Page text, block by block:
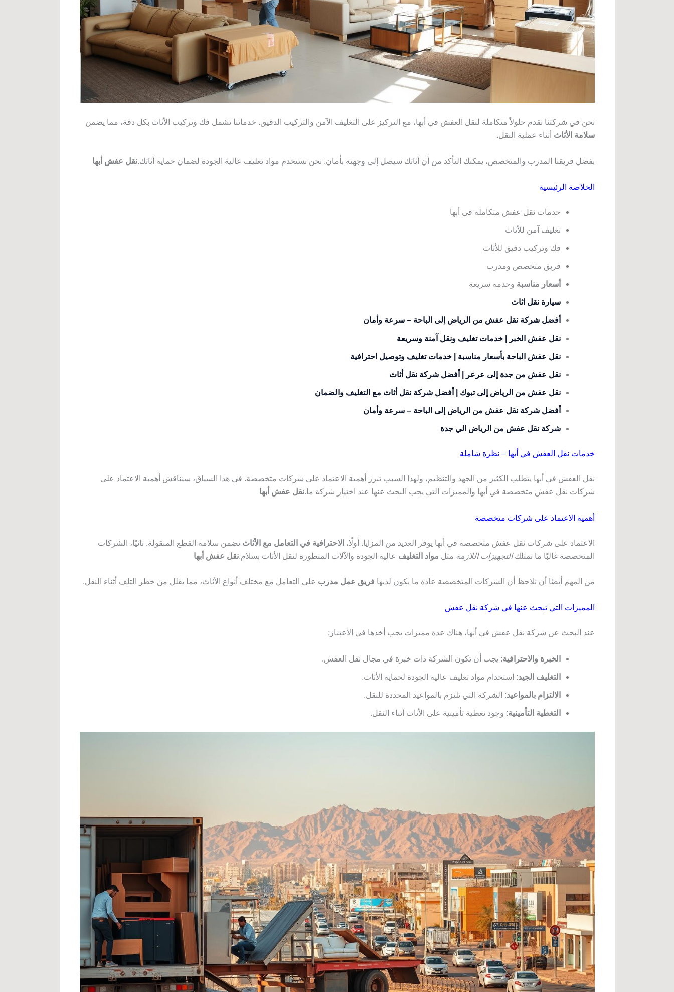
نحن في شركتنا نقدم حلولاً متكاملة لنقل العفش في أبها، مع التركيز على التغليف الآمن والتركيب الدقيق. خدماتنا تشمل فك وتركيب الأثاث بكل دقة، مما يضمن
سلامة الأثاث أثناء عملية النقل.
بفضل فريقنا المدرب والمتخصص، يمكنك التأكد من أن أثاثك سيصل إلى وجهته بأمان. نحن نستخدم مواد تغليف عالية الجودة لضمان حماية أثاثك.نقل عفش أبها
الخلاصة الرئيسية
خدمات نقل عفش متكاملة في أبها
تغليف آمن للأثاث
فك وتركيب دقيق للأثاث
فريق متخصص ومدرب
أسعار مناسبة وخدمة سريعة
سيارة نقل اثاث
أفضل شركة نقل عفش من الرياض إلى الباحة – سرعة وأمان
نقل عفش الخبر | خدمات تغليف ونقل آمنة وسريعة
نقل عفش الباحة بأسعار مناسبة | خدمات تغليف وتوصيل احترافية
نقل عفش من جدة إلى عرعر | أفضل شركة نقل أثاث
نقل عفش من الرياض إلى تبوك | أفضل شركة نقل أثاث مع التغليف والضمان
أفضل شركة نقل عفش من الرياض إلى الباحة – سرعة وأمان
شركة نقل عفش من الرياض الي جدة
خدمات نقل العفش في أبها – نظرة شاملة
نقل العفش في أبها يتطلب الكثير من الجهد والتنظيم، ولهذا السبب تبرز أهمية الاعتماد على شركات متخصصة. في هذا السياق، سنناقش أهمية الاعتماد على
شركات نقل عفش متخصصة في أبها والمميزات التي يجب البحث عنها عند اختيار شركة ما.نقل عفش أبها
أهمية الاعتماد على شركات متخصصة
الاعتماد على شركات نقل عفش متخصصة في أبها يوفر العديد من المزايا. أولًا، الاحترافية في التعامل مع الأثاث تضمن سلامة القطع المنقولة. ثانيًا، الشركات
المتخصصة غالبًا ما تمتلكالتجهيزات اللازمة مثل مواد التغليف عالية الجودة والآلات المتطورة لنقل الأثاث بسلام.نقل عفش أبها
من المهم أيضًا أن نلاحظ أن الشركات المتخصصة عادة ما يكون لديها فريق عمل مدرب على التعامل مع مختلف أنواع الأثاث، مما يقلل من خطر التلف أثناء النقل.
المميزات التي تبحث عنها في شركة نقل عفش
عند البحث عن شركة نقل عفش في أبها، هناك عدة مميزات يجب أخذها في الاعتبار:
الخبرة والاحترافية: يجب أن تكون الشركة ذات خبرة في مجال نقل العفش.
التغليف الجيد: استخدام مواد تغليف عالية الجودة لحماية الأثاث.
الالتزام بالمواعيد: الشركة التي تلتزم بالمواعيد المحددة للنقل.
التغطية التأمينية: وجود تغطية تأمينية على الأثاث أثناء النقل.